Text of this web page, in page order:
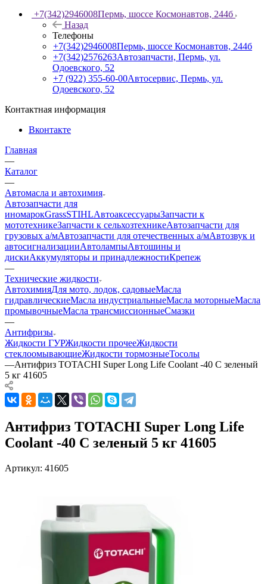
+7(342)2946008Пермь, шоссе Космонавтов, 244б
Назад
Телефоны
+7(342)2946008Пермь, шоссе Космонавтов, 244б
+7(342)2576263Автозапчасти, Пермь, ул.
Одоевского, 52
+7 (922) 355-60-00Автосервис, Пермь, ул.
Одоевского, 52
Контактная информация
Вконтакте
Главная
—
Каталог
—
Автомасла и автохимия
Автозапчасти для
иномарокGrassSTIHLАвтоаксессуарыЗапчасти к
мототехникеЗапчасти к сельхозтехникеАвтозапчасти для
грузовых а/мАвтозапчасти для отечественных а/мАвтозвук и
автосигнализацииАвтолампыАвтошины и
дискиАккумуляторы и принадлежностиКрепеж
—
Технические жидкости
АвтохимияДля мото, лодок, садовыеМасла
гидравлическиеМасла индустриальныеМасла моторныеМасла
промывочныеМасла трансмиссионныеСмазки
—
Антифризы
Жидкости ГУРЖидкости прочееЖидкости
стеклоомывающиеЖидкости тормозныеТосолы
—Антифриз TOTACHI Super Long Life Coolant -40 С зеленый
5 кг 41605
Антифриз TOTACHI Super Long Life
Coolant -40 С зеленый 5 кг 41605
Артикул: 41605